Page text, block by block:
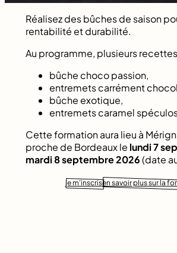
Réalisez des bûches de saison
rentabilité et durabilité.
Au programme, plusieurs
bûche choco passion,
entremets carrément
bûche exotique,
entremets caramel
Cette formation aura lieu à
proche de Bordeaux le lundi 7
mardi 8 septembre 2026(date
je m’inscrisen savoir plus sur la